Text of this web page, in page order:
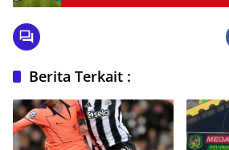
Berita Terkait :